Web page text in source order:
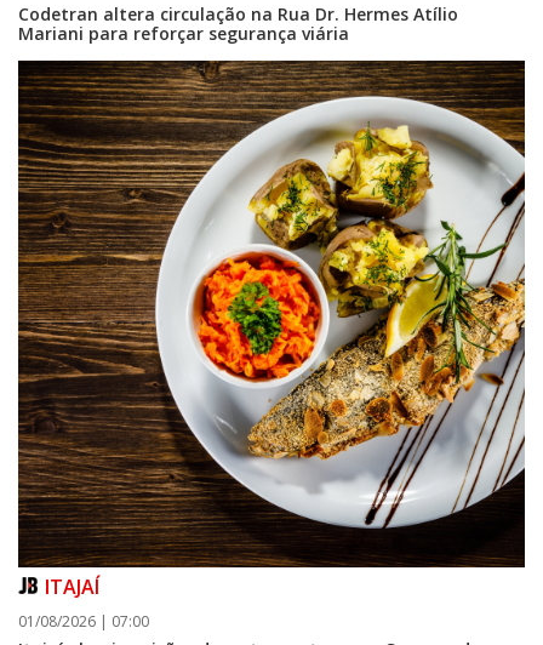
Codetran altera circulação na Rua Dr. Hermes Atílio
Mariani para reforçar segurança viária
ITAJAÍ
01/08/2026 | 07:00